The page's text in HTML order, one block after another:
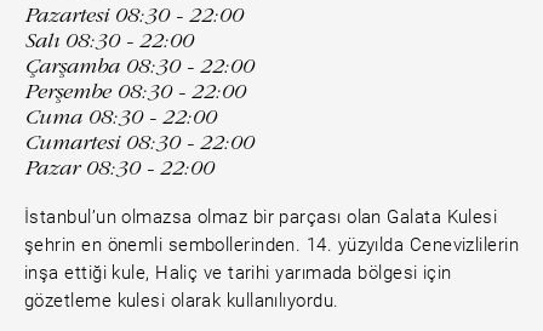
Pazartesi 08:30 - 22:00
Salı 08:30 - 22:00
Çarşamba 08:30 - 22:00
Perşembe 08:30 - 22:00
Cuma 08:30 - 22:00
Cumartesi 08:30 - 22:00
Pazar 08:30 - 22:00
İstanbul’un olmazsa olmaz bir parçası olan Galata Kulesi
şehrin en önemli sembollerinden. 14. yüzyılda Cenevizlilerin
inşa ettiği kule, Haliç ve tarihi yarımada bölgesi için
gözetleme kulesi olarak kullanılıyordu.